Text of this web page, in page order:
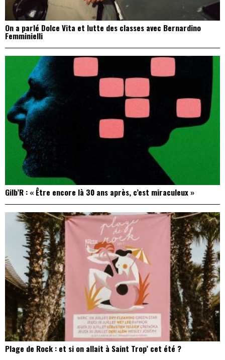
On a parlé Dolce Vita et lutte des classes avec Bernardino
Femminielli
Gilb’R : « Être encore là 30 ans après, c’est miraculeux »
Plage de Rock : et si on allait à Saint Trop’ cet été ?